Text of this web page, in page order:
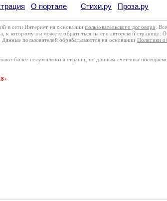
О портале Стихи.ру Проза.ру
в сети Интернет на основаниипользовательского договора
.
к которому вы можете обратиться на его авторской странице.
. Данные пользователей обрабатываются на основании Политики
более полумиллиона страниц по данным счетчика